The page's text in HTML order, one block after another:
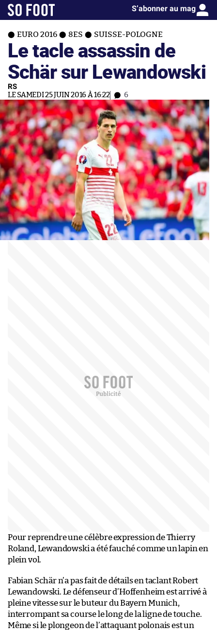
S’abonner au mag
EURO 2016 8ES SUISSE-POLOGNE
Le tacle assassin de
Schär sur Lewandowski
RS
LE SAMEDI 25 JUIN 2016 À 16:22 6
Pour reprendre une célèbre expression de Thierry
Roland, Lewandowski a été fauché comme un lapin en
plein vol.
Fabian Schär n’a pas fait de détails en taclant Robert
Lewandowski. Le défenseur d’Hoffenheim est arrivé à
pleine vitesse sur le buteur du Bayern Munich,
interrompant sa course le long de la ligne de touche.
Même si le plongeon de l’attaquant polonais est un